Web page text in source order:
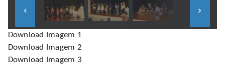
keyboard_arrow_left keyboard_arrow_right
Download Imagem 1
Download Imagem 2
Download Imagem 3